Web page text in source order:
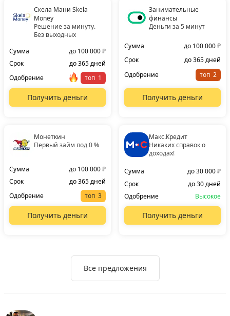
Скела Мани Skela
Money
Решение за минуту.
Без выходных
Сумма
до 100 000 ₽
Срок
до 365 дней
Одобрение
топ
Получить деньги
Занимательные
финансы
Деньги за 5 минут
Сумма
до 100 000 ₽
Срок
до 365 дней
Одобрение
топ
Получить деньги
Монеткин
Первый займ под 0 %
Сумма
до 100 000 ₽
Срок
до 365 дней
Одобрение
топ
Получить деньги
Макс.Кредит
Никаких справок о
доходах!
Сумма
до 30 000 ₽
Срок
до 30 дней
Одобрение
Высокое
Получить деньги
Все предложения